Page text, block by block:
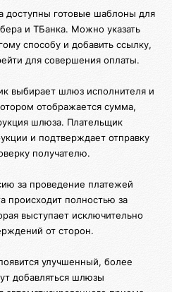
доступны готовые шаблоны для
и ТБанка. Можно указать
способу и добавить ссылку,
для совершения оплаты.
выбирает шлюз исполнителя и
отображается сумма,
шлюза. Плательщик
и подтверждает отправку
получателю.
за проведение платежей
происходит полностью за
выступает исключительно
от сторон.
улучшенный, более
добавляться шлюзы